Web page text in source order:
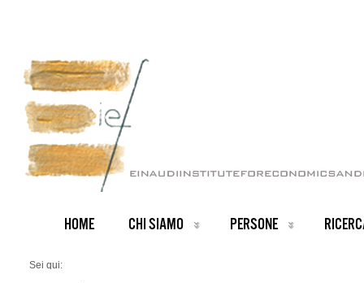
HOME CHI SIAMO PERSONE
Sei qui: